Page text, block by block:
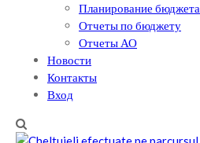
Планирование бюджета
Отчеты по бюджету
Отчеты АО
Новости
Контакты
Вход